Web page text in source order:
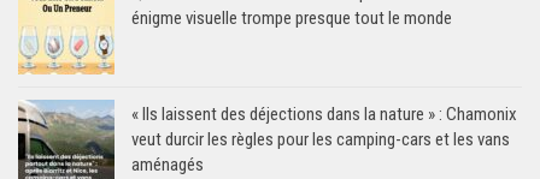
énigme visuelle trompe presque tout le monde
« Ils laissent des déjections dans la nature » : Chamonix
veut durcir les règles pour les camping-cars et les vans
aménagés